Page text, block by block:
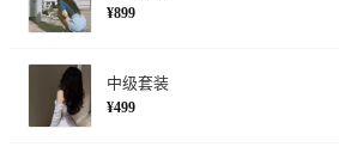
¥899
中级套装
¥499